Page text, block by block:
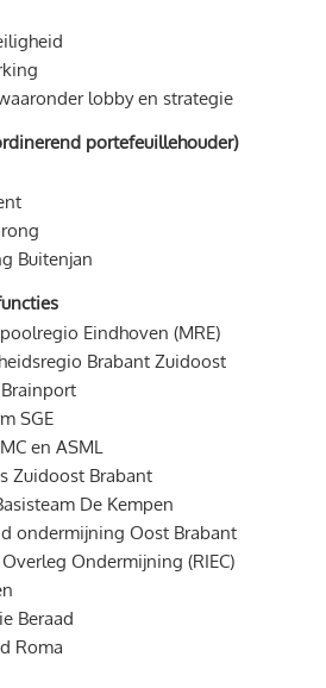
lobby en strategie
portefeuillehouder)
Buitenjan
Eindhoven (MRE)
Brabant Zuidoost
SGE
en ASML
Zuidoost Brabant
De Kempen
ondermijning Oost Brabant
Ondermijning (RIEC)
Beraad
Roma